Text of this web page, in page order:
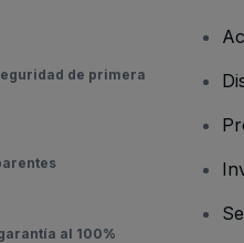
de primera
al 100%